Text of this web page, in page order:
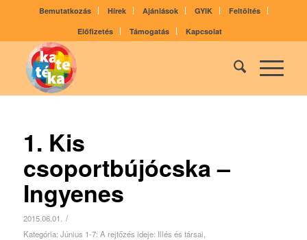
Bemutatkozás Hírek Ajánlások GYIK
Feltöltés
Előfizetés
Támogatás Kapcsolat
1. Kis
csoportbújócska –
Ingyenes
2015.06.01. /
Kategória: Június 1-7: A rejtőzés ideje: Illés és társai